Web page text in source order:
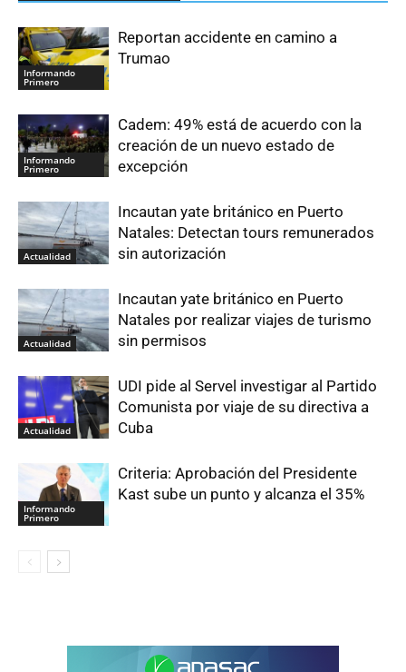
Informando
Primero
Reportan accidente en camino a
Trumao
Informando
Primero
Cadem: 49% está de acuerdo con la
creación de un nuevo estado de
excepción
Actualidad
Incautan yate británico en Puerto
Natales: Detectan tours remunerados
sin autorización
Actualidad
Incautan yate británico en Puerto
Natales por realizar viajes de turismo
sin permisos
Actualidad
UDI pide al Servel investigar al Partido
Comunista por viaje de su directiva a
Cuba
Informando
Primero
Criteria: Aprobación del Presidente
Kast sube un punto y alcanza el 35%